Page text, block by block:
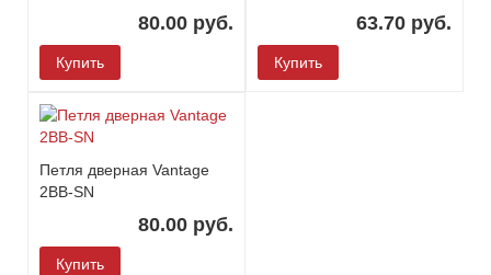
80.00 руб.
Купить
63.70 руб.
Купить
Петля дверная Vantage
2BB-SN
80.00 руб.
Купить